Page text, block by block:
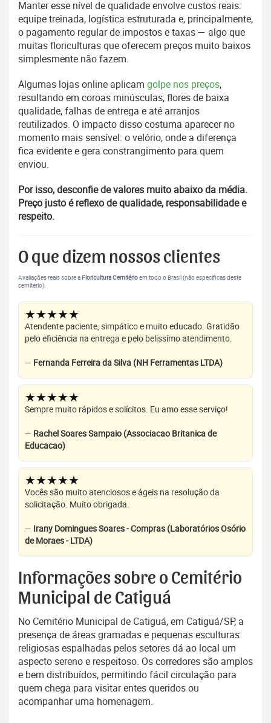
Manter esse nível de qualidade envolve custos reais:
equipe treinada, logística estruturada e, principalmente,
o pagamento regular de impostos e taxas — algo que
muitas floriculturas que oferecem preços muito baixos
simplesmente não fazem.
Algumas lojas online aplicam golpe nos preços,
resultando em coroas minúsculas, flores de baixa
qualidade, falhas de entrega e até arranjos
reutilizados. O impacto disso costuma aparecer no
momento mais sensível: o velório, onde a diferença
fica evidente e gera constrangimento para quem
enviou.
Por isso, desconfie de valores muito abaixo da média.
Preço justo é reflexo de qualidade, responsabilidade e
respeito.
O que dizem nossos clientes
Avaliações reais sobre a Floricultura Cemitérioem todo o Brasil (não específicas deste
cemitério).
★★★★★
Atendente paciente, simpático e muito educado. Gratidão
pelo eficiência na entrega e pelo belissímo atendimento.
— Fernanda Ferreira da Silva (NH Ferramentas LTDA)
★★★★★
Sempre muito rápidos e solícitos. Eu amo esse serviço!
— Rachel Soares Sampaio (Associacao Britanica de
Educacao)
★★★★★
Vocês são muito atenciosos e ágeis na resolução da
solicitação. Muito obrigada.
— Irany Domingues Soares - Compras (Laboratórios Osório
de Moraes - LTDA)
Informações sobre o Cemitério
Municipal de Catiguá
No Cemitério Municipal de Catiguá, em Catiguá/SP, a
presença de áreas gramadas e pequenas esculturas
religiosas espalhadas pelos setores dá ao local um
aspecto sereno e respeitoso. Os corredores são amplos
e bem distribuídos, permitindo fácil circulação para
quem chega para visitar entes queridos ou
acompanhar uma homenagem.